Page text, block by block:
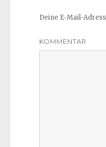
Deine E-Mail-
KOMMENTAR